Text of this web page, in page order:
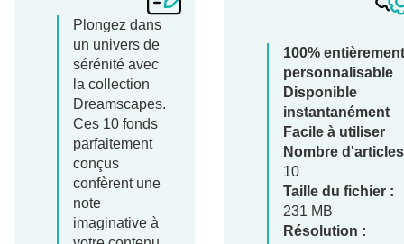
Plongez dans
un univers de
sérénité avec
la collection
Dreamscapes.
Ces 10 fonds
parfaitement
conçus
confèrent une
note
imaginative à
100% entièrement
personnalisable
Disponible
instantanément
Facile à utiliser
Nombre
10
Taille du fichier :
231 MB
Résolution :